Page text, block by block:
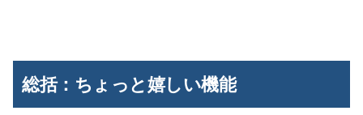
総括：ちょっと嬉しい機能